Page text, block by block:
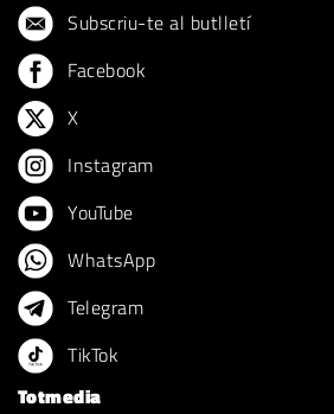
Subscriu-te al butlletí
Facebook
X
Instagram
YouTube
WhatsApp
Telegram
TikTok
Totmedia